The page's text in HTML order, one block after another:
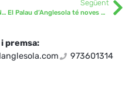
ALERTA AMB EL RISC D’INCENDIS
Següent
El Palau d’Anglesola té noves pubilles i hereus
premsa:
973601314